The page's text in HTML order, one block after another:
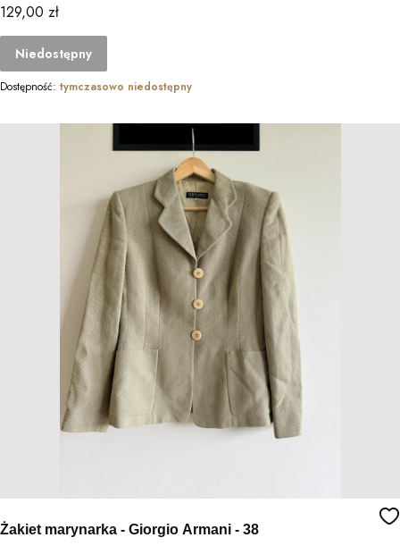
Cena
129,00 zł
Niedostępny
Dostępność: tymczasowo niedostępny
Żakiet marynarka - Giorgio Armani - 38